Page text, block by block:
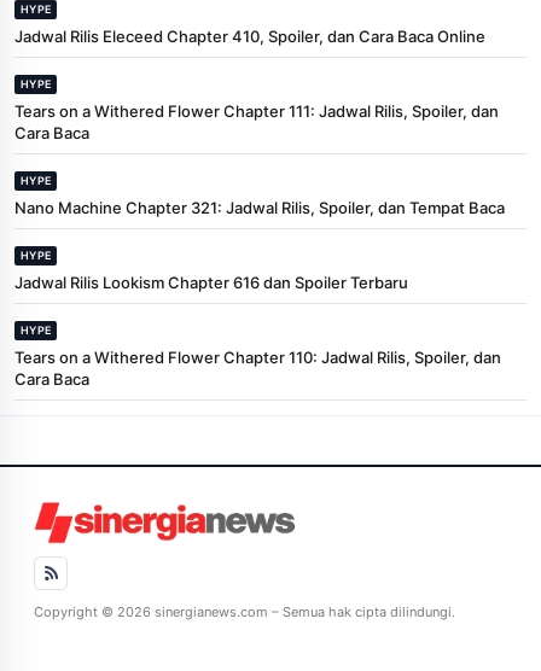
HYPE
Jadwal Rilis Eleceed Chapter 410, Spoiler, dan Cara Baca Online
HYPE
Tears on a Withered Flower Chapter 111: Jadwal Rilis, Spoiler, dan
Cara Baca
HYPE
Nano Machine Chapter 321: Jadwal Rilis, Spoiler, dan Tempat Baca
HYPE
Jadwal Rilis Lookism Chapter 616 dan Spoiler Terbaru
HYPE
Tears on a Withered Flower Chapter 110: Jadwal Rilis, Spoiler, dan
Cara Baca
Copyright © 2026 sinergianews.com – Semua hak cipta dilindungi.